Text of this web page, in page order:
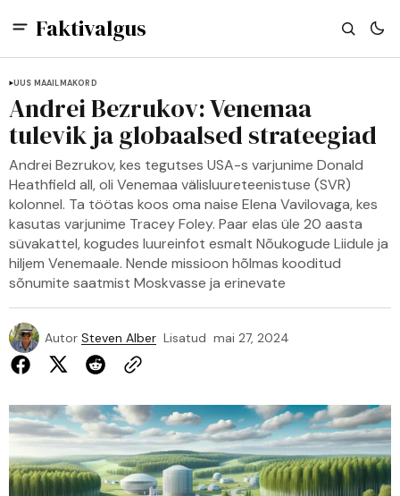
Faktivalgus
UUS MAAILMAKORD
Andrei Bezrukov: Venemaa
tulevik ja globaalsed strateegiad
Andrei Bezrukov, kes tegutses USA-s varjunime Donald
Heathfield all, oli Venemaa välisluureteenistuse (SVR)
kolonnel. Ta töötas koos oma naise Elena Vavilovaga, kes
kasutas varjunime Tracey Foley. Paar elas üle 20 aasta
süvakattel, kogudes luureinfot esmalt Nõukogude Liidule ja
hiljem Venemaale. Nende missioon hõlmas kooditud
sõnumite saatmist Moskvasse ja erinevate
Autor Steven Alber Lisatud mai 27, 2024